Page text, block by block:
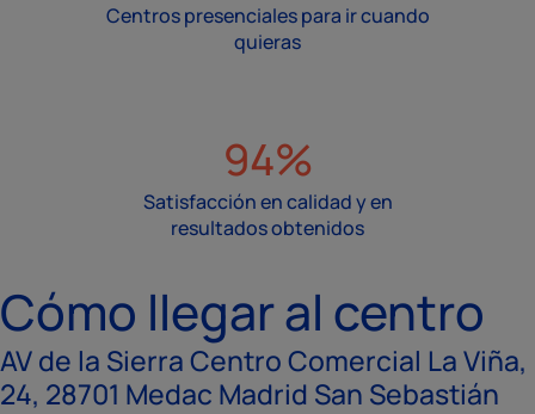
Centros presenciales para ir cuando
quieras
94%
Satisfacción en calidad y en
resultados obtenidos
Cómo llegar al centro
AV de la Sierra Centro Comercial La Viña,
24, 28701 Medac Madrid San Sebastián